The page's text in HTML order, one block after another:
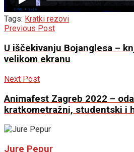
Tags: Kratki rezovi
Previous Post
U iščekivanju Bojanglesa –
velikom ekranu
Next Post
Animafest Zagreb 2022 –
kratkometražni, studentski i
Jure Pepur